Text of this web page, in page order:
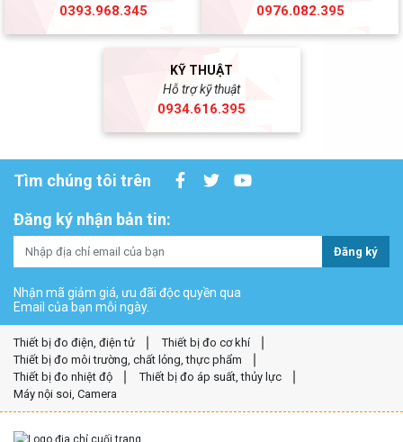
0393.968.345 0976.082.395
KỸ THUẬT
Hỗ trợ kỹ thuật
0934.616.395
Tìm chúng tôi trên
Đăng ký nhận bản tin:
Đăng ký
Nhận mã giảm giá, ưu đãi độc quyền qua
Email của bạn mỗi ngày.
Thiết bị đo điện, điện tử
Thiết bị đo cơ khí
Thiết bị đo môi trường, chất lỏng, thực phẩm
Thiết bị đo nhiệt độ
Thiết bị đo áp suất, thủy lực
Máy nội soi, Camera